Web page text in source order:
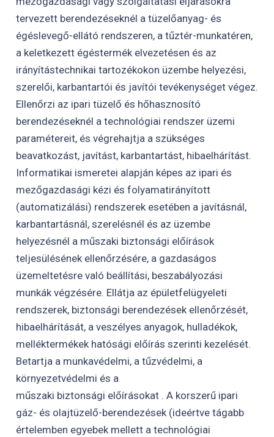
tervezett berendezéseknél a tüzelőanyag- és
égéslevegő-ellátó rendszeren, a tűztér-munkatéren,
a keletkezett égéstermék elvezetésen és az
irányítástechnikai tartozékokon üzembe helyezési,
szerelői, karbantartói és javítói tevékenységet végez.
Ellenőrzi az ipari tüzelő és hőhasznosító
berendezéseknél a technológiai rendszer üzemi
paramétereit, és végrehajtja a szükséges
beavatkozást, javítást, karbantartást, hibaelhárítást.
Informatikai ismeretei alapján képes az ipari és
mezőgazdasági kézi és folyamatirányított
(automatizálási) rendszerek esetében a javításnál,
karbantartásnál, szerelésnél és az üzembe
helyezésnél a műszaki biztonsági előírások
teljesülésének ellenőrzésére, a gazdaságos
üzemeltetésre való beállítási, beszabályozási
munkák végzésére. Ellátja az épületfelügyeleti
rendszerek, biztonsági berendezések ellenőrzését,
hibaelhárítását, a veszélyes anyagok, hulladékok,
melléktermékek hatósági előírás szerinti kezelését.
Betartja a munkavédelmi, a tűzvédelmi, a
környezetvédelmi és a
műszaki biztonsági előírásokat . A korszerű ipari
gáz- és olajtüzelő-berendezések (ideértve tágabb
értelemben egyebek mellett a technológiai